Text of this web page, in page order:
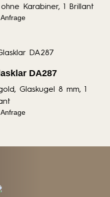
Karabiner, 1 Brillant
DA287
Glaskugel 8 mm, 1